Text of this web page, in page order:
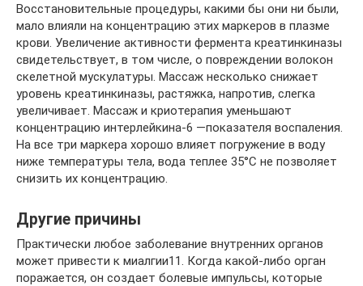
Восстановительные процедуры, какими бы они ни были,
мало влияли на концентрацию этих маркеров в плазме
крови. Увеличение активности фермента креатинкиназы
свидетельствует, в том числе, о повреждении волокон
скелетной мускулатуры. Массаж несколько снижает
уровень креатинкиназы, растяжка, напротив, слегка
увеличивает. Массаж и криотерапия уменьшают
концентрацию интерлейкина-6 —показателя воспаления.
На все три маркера хорошо влияет погружение в воду
ниже температуры тела, вода теплее 35°С не позволяет
снизить их концентрацию.
Другие причины
Практически любое заболевание внутренних органов
может привести к миалгии11. Когда какой-либо орган
поражается, он создает болевые импульсы, которые